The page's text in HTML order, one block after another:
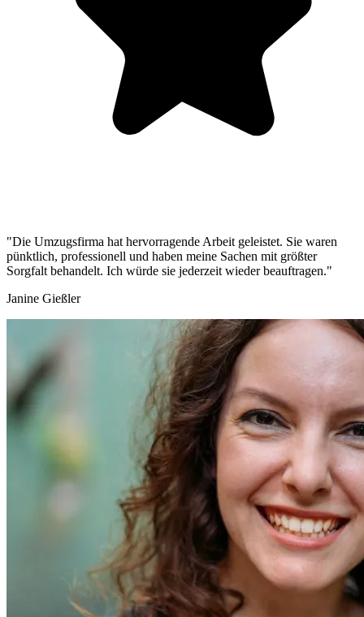
"Die Umzugsfirma hat hervorragende Arbeit geleistet. Sie waren
pünktlich, professionell und haben meine Sachen mit größter
Sorgfalt behandelt. Ich würde sie jederzeit wieder beauftragen."
Janine Gießler